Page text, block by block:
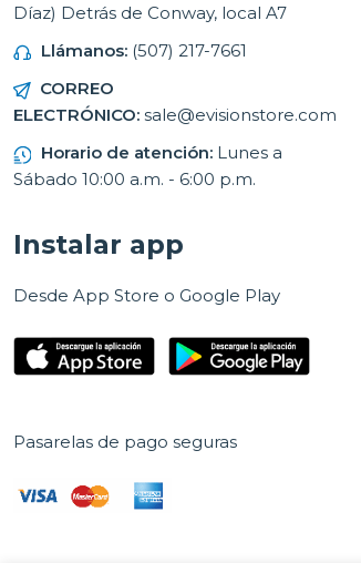
Díaz) Detrás de Conway, local A7
Llámanos: (507) 217-7661
CORREO
ELECTRÓNICO: sale@evisionstore.com
Horario de atención: Lunes a
Sábado 10:00 a.m. - 6:00 p.m.
Instalar app
Desde App Store o Google Play
Pasarelas de pago seguras